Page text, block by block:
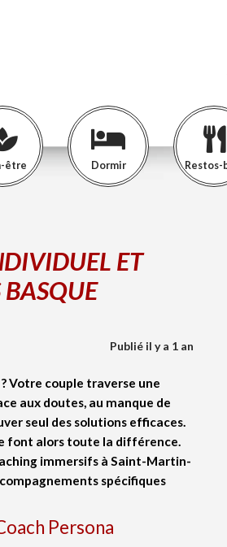
être Dormir Restos-
ET
BASQUE
Publié il y a 1 an
Votre couple traverse une
aux doutes, au manque de
seul des solutions efficaces.
font alors toute la différence.
immersifs à Saint-Martin-
spécifiques
Persona